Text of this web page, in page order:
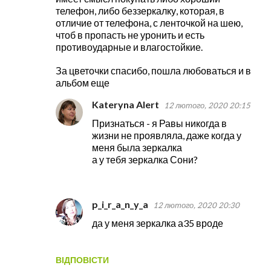
телефон, либо беззеркалку, которая, в
отличие от телефона, с ленточкой на шею,
чтоб в пропасть не уронить и есть
противоударные и влагостойкие.
За цветочки спасибо, пошла любоваться и в
альбом еще
ВІДПОВІСТИ
Kateryna Alert 12 лютого, 2020 20:15
Признаться - я Равы никогда в
жизни не проявляла, даже когда у
меня была зеркалка
а у тебя зеркалка Сони?
p_i_r_a_n_y_a 12 лютого, 2020 20:30
да у меня зеркалка а35 вроде